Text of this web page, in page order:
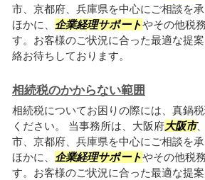
市、京都府、兵庫県を中心にご相談を
ほかに、 企業経理サポートやその他税
す。お客様のご状況に合った最適な提
絡お待ちしております。
相続税のかからない範囲
相続税についてお困りの際には、真鍋
ください。 当事務所は、大阪府大阪市
市、京都府、兵庫県を中心にご相談を
ほかに、 企業経理サポートやその他税
す。お客様のご状況に合った最適な提